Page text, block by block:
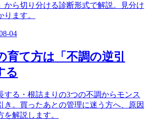
から切り分ける診断形式で解説。見分け
ます。
04
育て方は「不調の逆引
る
する・根詰まりの3つの不調からモンス
き。買ったあとの管理に迷う方へ、原因
解説します。